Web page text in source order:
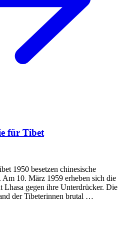
für Tibet
1950 besetzen chinesische
Am 10. März 1959 erheben sich die
Lhasa gegen ihre Unterdrücker. Die
der Tibeterinnen brutal …